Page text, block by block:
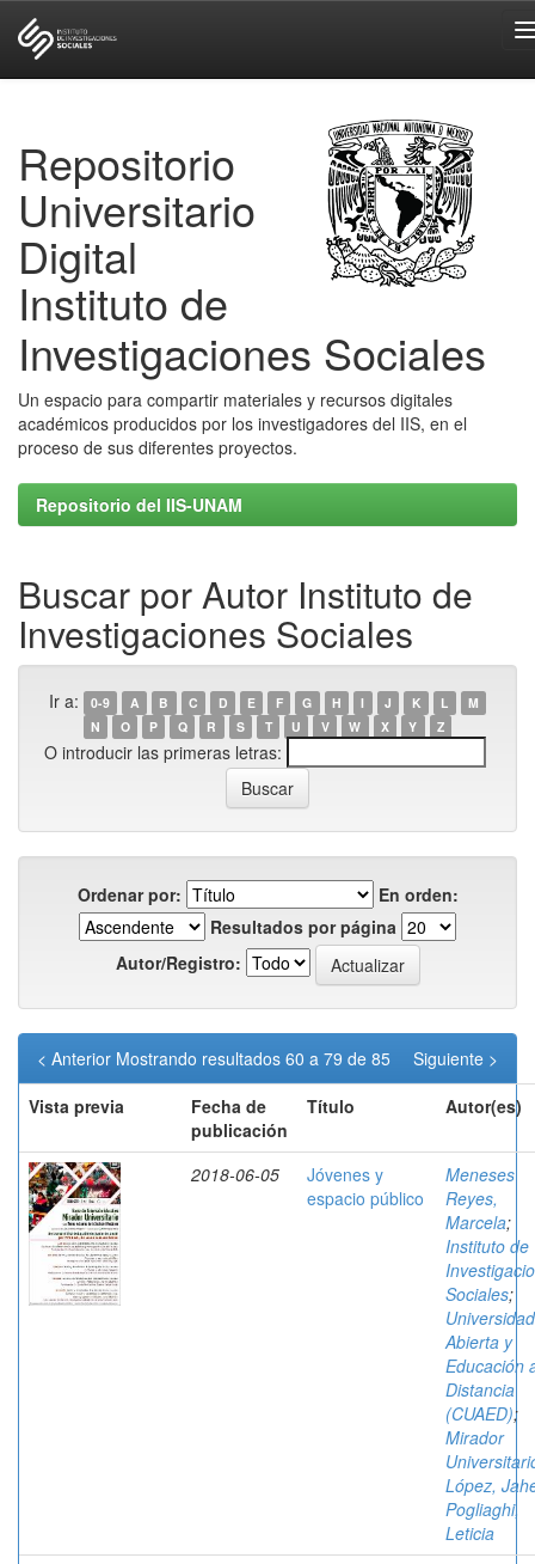
Repositorio
Universitario
Digital
Instituto de
Investigaciones Sociales
Un espacio para compartir materiales y recursos digitales
académicos producidos por los investigadores del IIS, en el
proceso de sus diferentes proyectos.
Repositorio del IIS-UNAM
Buscar por Autor Instituto de
Investigaciones Sociales
Ir a: 0-9 A B C D E F G H I J K L
M
N
O P Q R S T U V W X Y Z
O introducir las primeras letras:
Ordenar por:
En orden:
Resultados por página
Autor/Registro:
Mostrando resultados 60 a 79 de 85
< Anterior
Siguiente >
Vista previa
Fecha de
publicación
Título Autor(es)
2018-06-05
Jóvenes y
espacio público
Meneses
Reyes,
Marcela;
Instituto de
Sociales;
Universidad
Abierta y
Educación
Distancia
(CUAED);
Mirador
López,
Pogliaghi,
Leticia